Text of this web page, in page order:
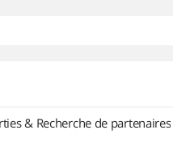
& Recherche de partenaires